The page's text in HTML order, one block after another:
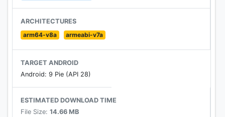
月額1,100円(税込)で配信中のすべてのパチスロ・パチ
ンコアプリが遊び放題。
体験版も用意しているので、まずは気軽にダウンロー
ドしてみよう！
【動作確認端末】
動作確認端末はこちらのリンクからご覧ください。
https://777town-sp.net/gameapp/getDeviceList?
machine_id=51
ARCHITECTURES
arm64-v8a
armeabi-v7a
TARGET ANDROID
Android: 9 Pie (API 28)
ESTIMATED DOWNLOAD TIME
File Size: 14.66 MB